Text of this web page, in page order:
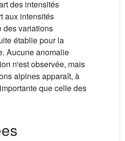
des intensités
aux intensités
des variations
établie pour la
Aucune anomalie
n'est observée, mais
alpines apparaît, à
que celle des